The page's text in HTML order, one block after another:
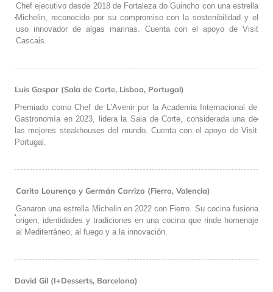
Chef ejecutivo desde 2018 de Fortaleza do Guincho con una estrella
Michelin, reconocido por su compromiso con la sostenibilidad y el
uso innovador de algas marinas. Cuenta con el apoyo de Visit
Cascais.
Luis Gaspar (Sala de Corte, Lisboa, Portugal)
Premiado como Chef de L’Avenir por la Academia Internacional de
Gastronomía en 2023, lidera la Sala de Corte, considerada una de
las mejores steakhouses del mundo. Cuenta con el apoyo de Visit
Portugal.
Carito Lourenço y Germán Carrizo (Fierro, Valencia)
Ganaron una estrella Michelin en 2022 con Fierro. Su cocina fusiona
origen, identidades y tradiciones en una cocina que rinde homenaje
al Mediterráneo, al fuego y a la innovación.
David Gil (I+Desserts, Barcelona)